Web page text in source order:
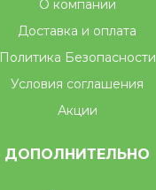
О компании
Доставка и оплата
Политика Безопасности
Условия соглашения
Акции
ДОПОЛНИТЕЛЬНО